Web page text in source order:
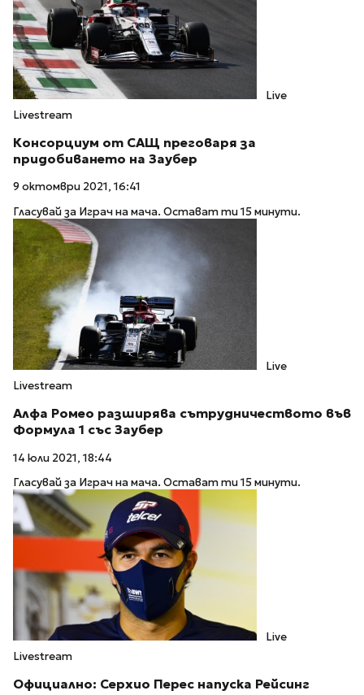
Live
Livestream
Консорциум от САЩ преговаря за
придобиването на Заубер
9 октомври 2021, 16:41
Гласувай за Играч на мача. Остават ти 15 минути.
Live
Livestream
Алфа Ромео разширява сътрудничеството във
Формула 1 със Заубер
14 юли 2021, 18:44
Гласувай за Играч на мача. Остават ти 15 минути.
Live
Livestream
Официално: Серхио Перес напуска Рейсинг